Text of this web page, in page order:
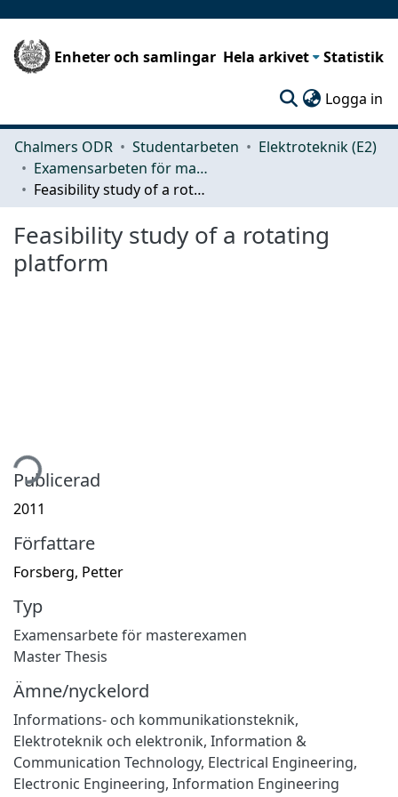
Enheter och samlingar Hela arkivet Statistik
Logga in
Chalmers ODR Studentarbeten
Elektroteknik (E2)
Examensarbeten för masterexamen
Feasibility study of a rotating platform
Feasibility study of a rotating
platform
Publicerad
2011
Författare
Forsberg, Petter
Typ
Examensarbete för masterexamen
Master Thesis
Ämne/nyckelord
Informations- och kommunikationsteknik,
Elektroteknik och elektronik, Information &
Communication Technology, Electrical Engineering,
Electronic Engineering, Information Engineering